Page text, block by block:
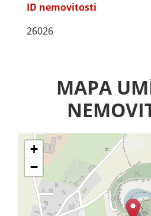
ID nemovitosti
26026
MAPA
+
−